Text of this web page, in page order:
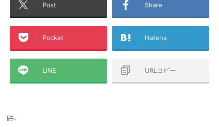
Post Share
Pocket Hatena
LINE URLコピー
-